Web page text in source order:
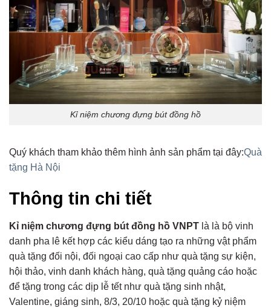
Kỉ niệm chương đựng bút đồng hồ
Quý khách tham khảo thêm hình ảnh sản phẩm tại đây:Quà
tặng Hà Nội
Thông tin chi tiết
Kỉ niệm chương đựng bút đồng hồ VNPT là là bộ vinh
danh pha lê kết hợp các kiểu dáng tạo ra những vật phẩm
quà tặng đối nội, đối ngoại cao cấp như quà tặng sự kiện,
hội thảo, vinh danh khách hàng, quà tặng quảng cáo hoặc
để tặng trong các dịp lễ tết như quà tặng sinh nhật,
Valentine, giáng sinh, 8/3, 20/10 hoặc quà tặng kỷ niệm